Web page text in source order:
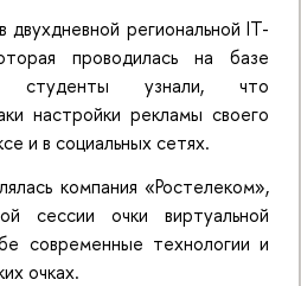
региональной IT-
проводилась на базе
студенты узнали, что
настройки рекламы своего
и в социальных сетях.
компания «Ростелеком»,
сессии очки виртуальной
современные технологии и
очках.